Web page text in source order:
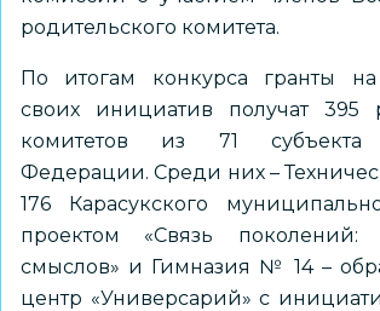
родительского комитета.
По итогам конкурса гранты
своих инициатив получат 395
комитетов из 71 субъекта
Федерации. Среди них –
176 Карасукского
проектом «Связь поколений:
смыслов» и Гимназия № 14 –
центр «Универсарий» с